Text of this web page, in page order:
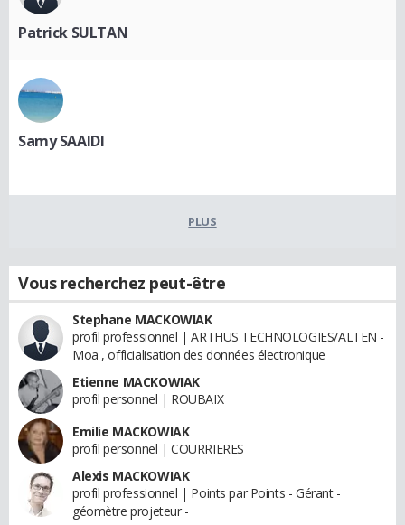
Patrick SULTAN
Samy SAAIDI
PLUS
Vous recherchez peut-être
Stephane MACKOWIAK
profil professionnel | ARTHUS TECHNOLOGIES/ALTEN -
Moa , officialisation des données électronique
Etienne MACKOWIAK
profil personnel | ROUBAIX
Emilie MACKOWIAK
profil personnel | COURRIERES
Alexis MACKOWIAK
profil professionnel | Points par Points - Gérant -
géomètre projeteur -